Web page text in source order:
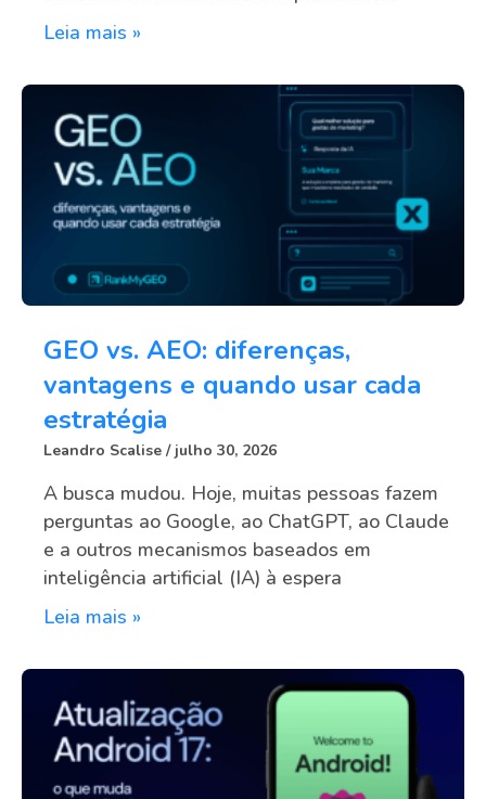
Leia mais »
GEO vs. AEO: diferenças,
vantagens e quando usar cada
estratégia
Leandro Scalise julho 30, 2026
A busca mudou. Hoje, muitas pessoas fazem
perguntas ao Google, ao ChatGPT, ao Claude
e a outros mecanismos baseados em
inteligência artificial (IA) à espera
Leia mais »